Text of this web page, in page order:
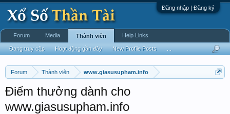
Đăng nhập | Đăng ký
Forum Thành viên www.giasusupham.info
Điểm thưởng dành cho
www.giasusupham.info
Forum Media Thành viên
Đang truy cập Hoạt động gần đây New Profile Posts
Help Links